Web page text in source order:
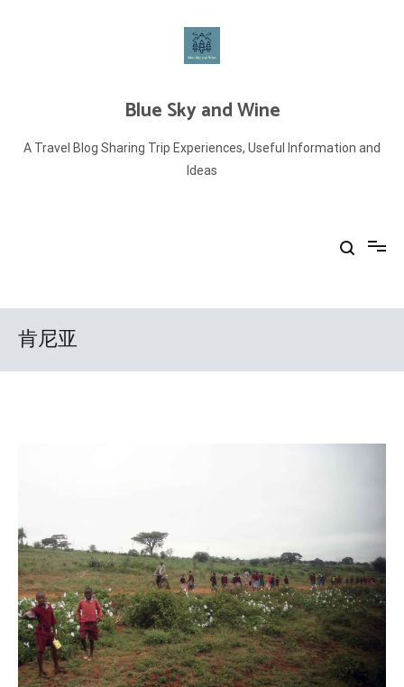
Blue Sky and Wine
A Travel Blog Sharing Trip Experiences, Useful Information and
Ideas
肯尼亚